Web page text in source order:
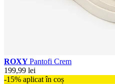
ROXYPantofi Crem
199,99 lei
-15% aplicat în coș